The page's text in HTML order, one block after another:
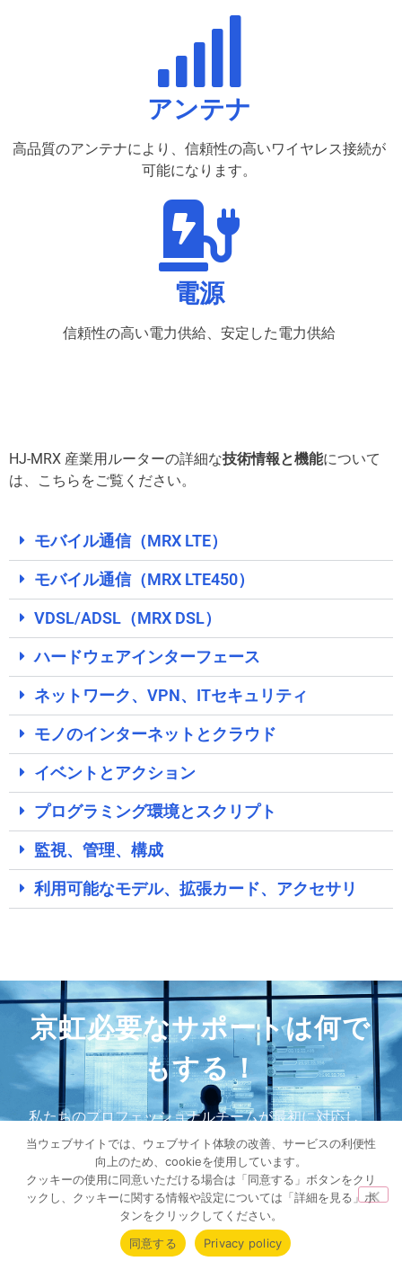
アンテナ
高品質のアンテナにより、信頼性の高いワイヤレス接続が
可能になります。
電源
信頼性の高い電力供給、安定した電力供給
HJ-MRX 産業用ルーターの詳細な技術情報と機能について
は、こちらをご覧ください。
モバイル通信（MRX LTE）
モバイル通信（MRX LTE450）
VDSL/ADSL（MRX DSL）
ハードウェアインターフェース
ネットワーク、VPN、ITセキュリティ
モノのインターネットとクラウド
イベントとアクション
プログラミング環境とスクリプト
監視、管理、構成
利用可能なモデル、拡張カード、アクセサリ
京虹必要なサポートは何で
もする！
私たちのプロフェッショナルチームが最初に対応し、
すべての問題を解決するために最高のサービスを提供
します。
お問い合わせ
当ウェブサイトでは、ウェブサイト体験の改善、サービスの利便性
向上のため、cookieを使用しています。
クッキーの使用に同意いただける場合は「同意する」ボタンをクリ
ックし、クッキーに関する情報や設定については「詳細を見る」ボ
タンをクリックしてください。
同意する
Privacy policy